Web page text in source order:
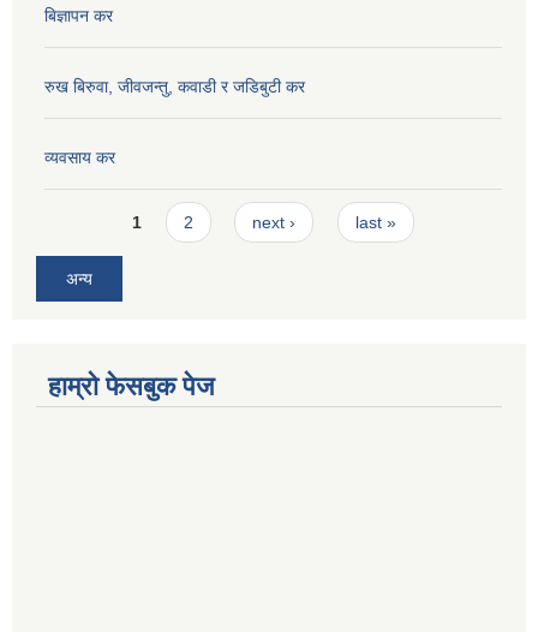
बिज्ञापन कर
रुख बिरुवा, जीवजन्तु, कवाडी र जडिबुटी कर
व्यवसाय कर
Pages1 2 next › last »
अन्य
हाम्रो फेसबुक पेज